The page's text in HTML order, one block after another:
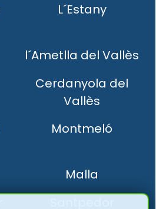
L´Estany
l´Ametlla del Vallès
Cerdanyola del
Vallès
Montmeló
Malla